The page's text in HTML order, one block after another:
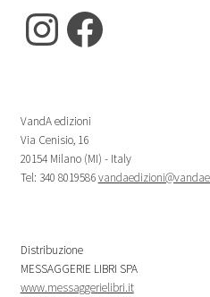
Instagram
Facebook
VandA edizioni
Via Cenisio, 16
20154 Milano (MI) - Italy
Tel: 340 8019586
Distribuzione
MESSAGGERIE LIBRI SPA
www.messaggerielibri.it